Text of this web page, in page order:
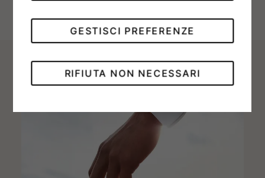
RIFIUTA NON NECESSARI
GESTISCI PREFERENZE